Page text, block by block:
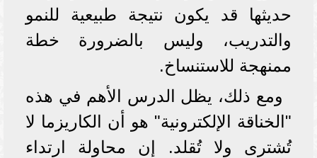
حديثها قد يكون نتيجة طبيعية للنمو
والتدريب، وليس بالضرورة خطة
ممنهجة للاستنساخ.
ومع ذلك، يظل الدرس الأهم في هذه
"الخناقة الإلكترونية" هو أن الكاريزما لا
تُشترى ولا تُقلد. إن محاولة ارتداء